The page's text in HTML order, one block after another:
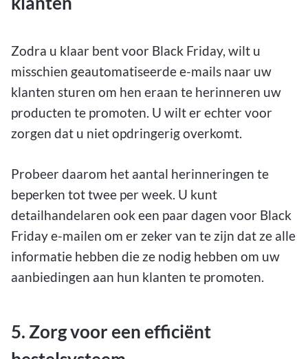
Zodra u klaar bent voor Black Friday, wilt u
misschien geautomatiseerde e-mails naar uw
klanten sturen om hen eraan te herinneren uw
producten te promoten. U wilt er echter voor
zorgen dat u niet opdringerig overkomt.
Probeer daarom het aantal herinneringen te
beperken tot twee per week. U kunt
detailhandelaren ook een paar dagen voor Black
Friday e-mailen om er zeker van te zijn dat ze alle
informatie hebben die ze nodig hebben om uw
aanbiedingen aan hun klanten te promoten.
5. Zorg voor een efficiënt